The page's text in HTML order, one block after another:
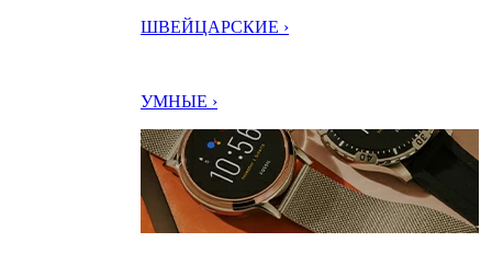
ШВЕЙЦАРСКИЕ ›
УМНЫЕ ›